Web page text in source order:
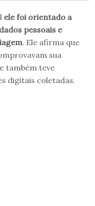
ele foi orientado a
pessoais e
. Ele afirma que
sua
também teve
digitais coletadas.